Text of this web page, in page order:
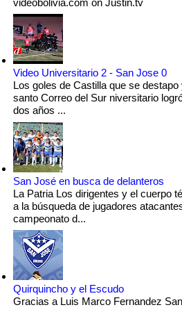
Video Universitario 2 - San Jose 0
Los goles de Castilla que se
santo Correo del Sur niversitario
dos años ...
San José en busca de delanteros
La Patria Los dirigentes y el cuerpo
a la búsqueda de jugadores
campeonato d...
Quirquincho y el Escudo
Gracias a Luis Marco Fernandez